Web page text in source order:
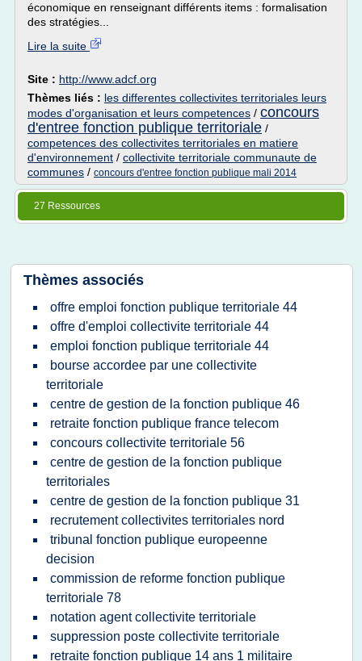
économique en renseignant différents items : formalisation
des stratégies...
Lire la suite
Site : http://www.adcf.org
Thèmes liés : les differentes collectivites territoriales leurs
modes d'organisation et leurs competences / concours
d'entree fonction publique territoriale /
competences des collectivites territoriales en matiere
d'environnement / collectivite territoriale communaute de
communes / concours d'entree fonction publique mali 2014
27 Ressources
Thèmes associés
offre emploi fonction publique territoriale 44
offre d'emploi collectivite territoriale 44
emploi fonction publique territoriale 44
bourse accordee par une collectivite
territoriale
centre de gestion de la fonction publique 46
retraite fonction publique france telecom
concours collectivite territoriale 56
centre de gestion de la fonction publique
territoriales
centre de gestion de la fonction publique 31
recrutement collectivites territoriales nord
tribunal fonction publique europeenne
decision
commission de reforme fonction publique
territoriale 78
notation agent collectivite territoriale
suppression poste collectivite territoriale
retraite fonction publique 14 ans 1 militaire